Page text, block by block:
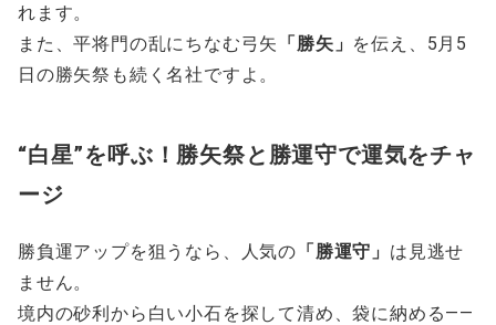
れます。
また、平将門の乱にちなむ弓矢 「勝矢」 を伝え、5月5
日の勝矢祭も続く名社ですよ。
“白星”を呼ぶ！勝矢祭と勝運守で運気をチャ
ージ
勝負運アップを狙うなら、人気の 「勝運守」 は見逃せ
ません。
境内の砂利から白い小石を探して清め、袋に納める――